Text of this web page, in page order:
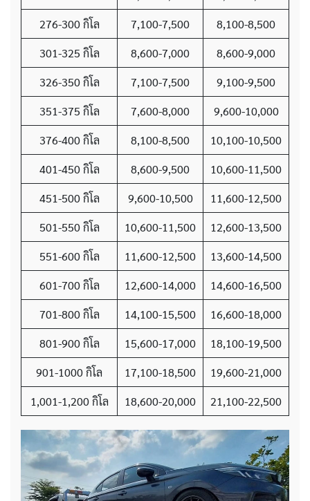
276-300 กิโล
7,100-7,500
8,100-8,500
301-325 กิโล
8,600-7,000
8,600-9,000
326-350 กิโล
7,100-7,500
9,100-9,500
351-375 กิโล
7,600-8,000
9,600-10,000
376-400 กิโล
8,100-8,500
10,100-10,500
401-450 กิโล
8,600-9,500
10,600-11,500
451-500 กิโล
9,600-10,500
11,600-12,500
501-550 กิโล
10,600-11,500
12,600-13,500
551-600 กิโล
11,600-12,500
13,600-14,500
601-700 กิโล
12,600-14,000
14,600-16,500
701-800 กิโล
14,100-15,500
16,600-18,000
801-900 กิโล
15,600-17,000
18,100-19,500
901-1000 กิโล
17,100-18,500
19,600-21,000
1,001-1,200 กิโล
18,600-20,000 21,100-22,500